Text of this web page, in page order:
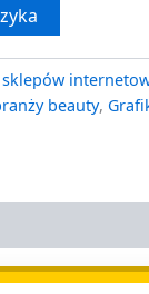
beauty,